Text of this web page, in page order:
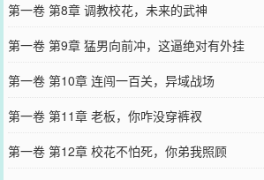
第一卷 第8章 调教校花，未来的武神
第一卷 第9章 猛男向前冲，这逼绝对有外挂
第一卷 第10章 连闯一百关，异域战场
第一卷 第11章 老板，你咋没穿裤衩
第一卷 第12章 校花不怕死，你弟我照顾